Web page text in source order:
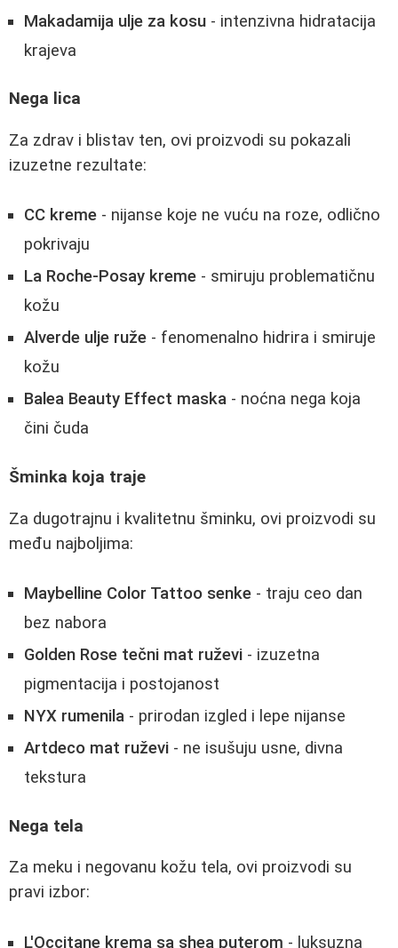
Makadamija ulje za kosu - intenzivna hidratacija
krajeva
Nega lica
Za zdrav i blistav ten, ovi proizvodi su pokazali
izuzetne rezultate:
CC kreme - nijanse koje ne vuću na roze, odlično
pokrivaju
La Roche-Posay kreme - smiruju problematičnu
kožu
Alverde ulje ruže - fenomenalno hidrira i smiruje
kožu
Balea Beauty Effect maska - noćna nega koja
čini čuda
Šminka koja traje
Za dugotrajnu i kvalitetnu šminku, ovi proizvodi su
među najboljima:
Maybelline Color Tattoo senke - traju ceo dan
bez nabora
Golden Rose tečni mat ruževi - izuzetna
pigmentacija i postojanost
NYX rumenila - prirodan izgled i lepe nijanse
Artdeco mat ruževi - ne isušuju usne, divna
tekstura
Nega tela
Za meku i negovanu kožu tela, ovi proizvodi su
pravi izbor:
L'Occitane krema sa shea puterom - luksuzna